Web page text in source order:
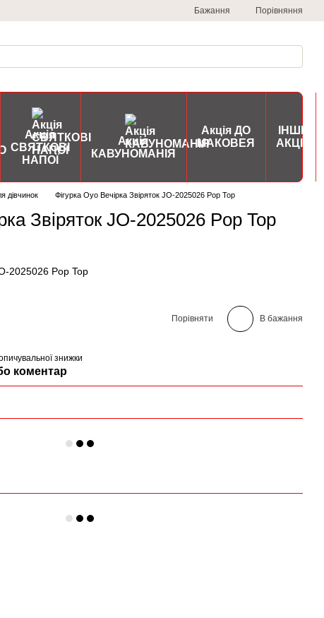
Бажання Порівняння
Акція
СВЯТКОВІ
НАПОЇ
Акція
КАВУНОМАНІЯ
Акція ДО
МАКОВЕЯ
ІНШІ
АКЦІЇ
дівчинок Фігурка Oyo Вечірка Звіряток JO-2025026 Pop Top
Звіряток JO-2025026 Pop Top
2025026 Pop Top
Порівняти В бажання
знижки
коментар